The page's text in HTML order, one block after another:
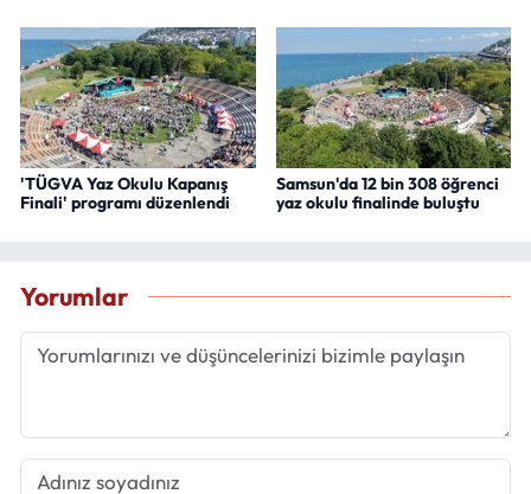
'TÜGVA Yaz Okulu Kapanış
Finali' programı düzenlendi
Samsun'da 12 bin 308 öğrenci
yaz okulu finalinde buluştu
Yorumlar